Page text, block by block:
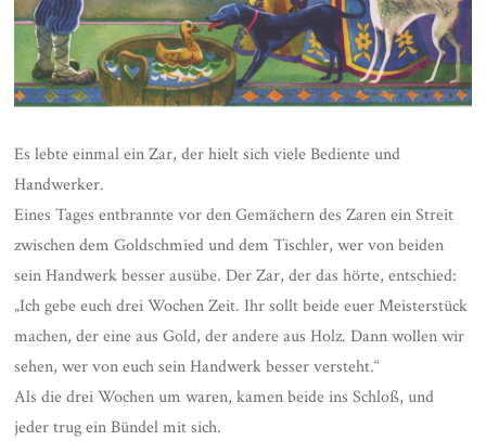
Es lebte einmal ein Zar, der hielt sich viele Bediente und
Handwerker.
Eines Tages entbrannte vor den Gemä­chern des Zaren ein Streit
zwischen dem Goldschmied und dem Tischler, wer von beiden
sein Handwerk besser ausübe. Der Zar, der das hörte, entschied:
„Ich gebe euch drei Wochen Zeit. Ihr sollt beide euer Meisterstück
machen, der eine aus Gold, der andere aus Holz. Dann wollen wir
sehen, wer von euch sein Handwerk besser versteht.“
Als die drei Wochen um waren, kamen beide ins Schloß, und
jeder trug ein Bündel mit sich.